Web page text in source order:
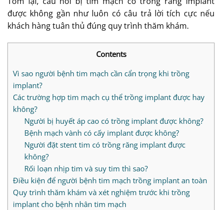
được không gần như luôn có câu trả lời tích cực nếu
khách hàng tuân thủ đúng quy trình thăm khám.
Contents
Vì sao người bệnh tim mạch cần cẩn trọng khi trồng
implant?
Các trường hợp tim mạch cụ thể trồng implant được hay
không?
Người bị huyết áp cao có trồng implant được không?
Bệnh mạch vành có cấy implant được không?
Người đặt stent tim có trồng răng implant được
không?
Rối loạn nhịp tim và suy tim thì sao?
Điều kiện để người bệnh tim mạch trồng implant an toàn
Quy trình thăm khám và xét nghiệm trước khi trồng
implant cho bệnh nhân tim mạch